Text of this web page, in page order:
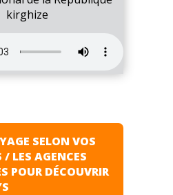
kirghize
SELON VOS
/ LES AGENCES
POUR DÉCOUVRIR